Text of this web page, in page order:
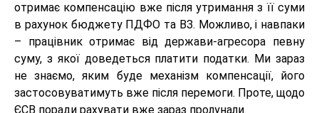
отримає компенсацію вже після утримання з її суми
в рахунок бюджету ПДФО та ВЗ. Можливо, і навпаки
– працівник отримає від держави-агресора певну
суму, з якої доведеться платити податки. Ми зараз
не знаємо, яким буде механізм компенсації, його
застосовуватимуть вже після перемоги. Проте, щодо
ЄСВ поради рахувати вже зараз пролунали.